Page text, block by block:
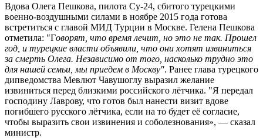
Вдова Олега Пешкова, пилота Су-24, сбитого турецкими
военно-воздушными силами в ноябре 2015 года готова
встретиться с главой МИД Турции в Москве. Гелена Пешкова
отметила: "Говорят, что время лечит, но это не так. Прошел
год, и турецкие власти объявили, что они хотят извиниться
за смерть Олега. Независимо от того, насколько трудно это
для нашей семьи, мы приедем в Москву". Ранее глава турецкого
дипведомства Мевлют Чавушоглу выразил желание
извиниться перед близкими российского лётчика. "Я передал
господину Лаврову, что готов был нанести визит вдове
погибшего русского лётчика, если на то будет её согласие,
чтобы выразить свои извинения и соболезнования», — сказал
министр.